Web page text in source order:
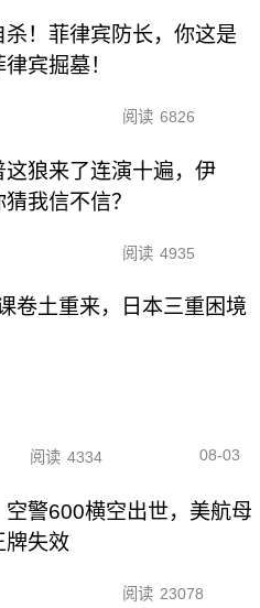
杀！菲律宾防长，你这是
宾掘墓！
阅读 6826
这狼来了连演十遍，伊
我信不信？
阅读 4935
卷土重来，日本三重困境
阅读 4334 08-03
空警600横空出世，美航母
牌失效
阅读 23078